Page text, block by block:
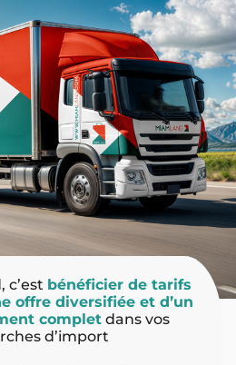
c’est bénéficier de tarifs
offre diversifiée et d’un
complet dans vos
d’import